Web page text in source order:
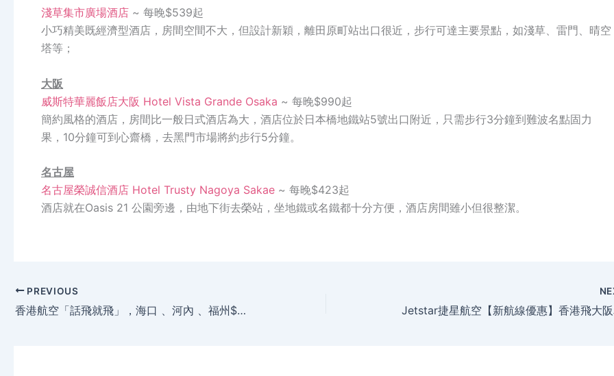
淺草集市廣場酒店 ~ 每晚$539起
小巧精美既經濟型酒店，房間空間不大，但設計新穎，離田原町站出口很近，步行可達主要景點，如淺草、雷門、晴空
塔等；
大阪
威斯特華麗飯店大阪 Hotel Vista Grande Osaka ~ 每晚$990起
簡約風格的酒店，房間比一般日式酒店為大，酒店位於日本橋地鐵站5號出口附近，只需步行3分鐘到難波名點固力
果，10分鐘可到心齋橋，去黑門市場將約步行5分鐘。
名古屋
名古屋榮誠信酒店 Hotel Trusty Nagoya Sakae ~ 每晚$423起
酒店就在Oasis 21 公園旁邊，由地下街去榮站，坐地鐵或名鐵都十分方便，酒店房間雖小但很整潔。
PREVIOUS
香港航空「話飛就飛」，海口 、河內 、福州$450起，2至3月出發。